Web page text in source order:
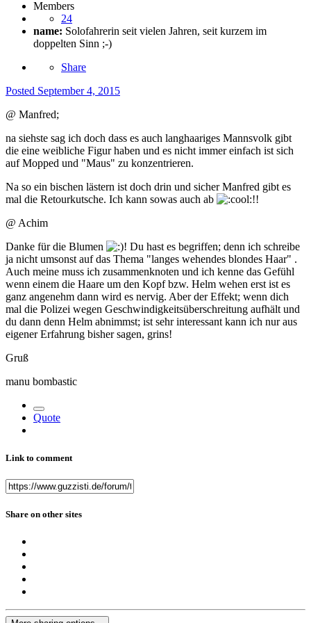
Members
24
name: Solofahrerin seit vielen Jahren, seit kurzem im
doppelten Sinn ;-)
Share
Posted September 4, 2015
@ Manfred;
na siehste sag ich doch dass es auch langhaariges Mannsvolk gibt
die eine weibliche Figur haben und es nicht immer einfach ist sich
auf Mopped und "Maus" zu konzentrieren.
Na so ein bischen lästern ist doch drin und sicher Manfred gibt es
mal die Retourkutsche. Ich kann sowas auch ab
!!
@ Achim
Danke für die Blumen
! Du hast es begriffen; denn ich schreibe
ja nicht umsonst auf das Thema "langes wehendes blondes Haar" .
Auch meine muss ich zusammenknoten und ich kenne das Gefühl
wenn einem die Haare um den Kopf bzw. Helm wehen erst ist es
ganz angenehm dann wird es nervig. Aber der Effekt; wenn dich
mal die Polizei wegen Geschwindigkeitsüberschreitung aufhält und
du dann denn Helm abnimmst; ist sehr interessant kann ich nur aus
eigener Erfahrung bisher sagen, grins!
Gruß
manu bombastic
Quote
Link to comment
Share on other sites